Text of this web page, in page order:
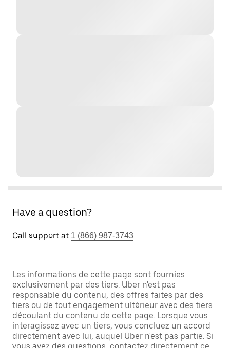
Have a question?
Call support at 1 (866) 987-3743
Les informations de cette page sont fournies
exclusivement par des tiers. Uber n'est pas
responsable du contenu, des offres faites par des
tiers ou de tout engagement ultérieur avec des tiers
découlant du contenu de cette page. Lorsque vous
interagissez avec un tiers, vous concluez un accord
directement avec lui, auquel Uber n'est pas partie. Si